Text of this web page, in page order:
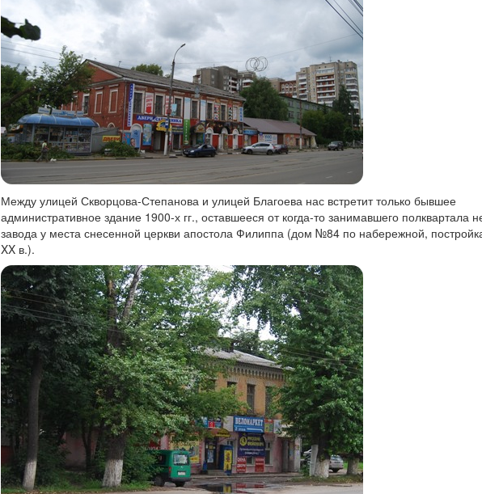
Между улицей Скворцова-Степанова и улицей Благоева нас встретит только бывшее
административное здание 1900-х гг., оставшееся от когда-то занимавшего полквартала
завода у места снесенной церкви апостола Филиппа (дом №84 по набережной,
XX в.).